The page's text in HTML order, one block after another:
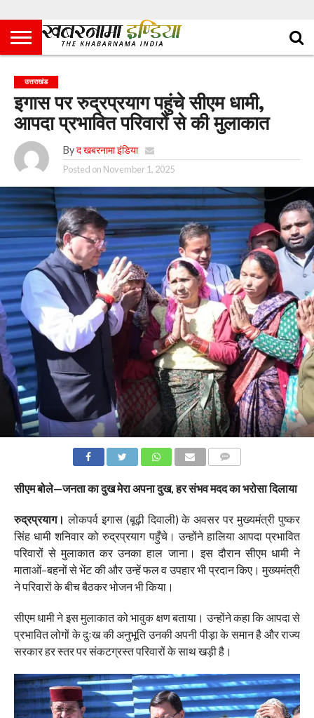
उत्तराखंड
इगास पर रुद्रप्रयाग पहुंचे सीएम धामी,
आपदा प्रभावित परिवारों से की मुलाकात
By द खबरनामा इंडिया
Posted on November 1, 2025
सीएम बोले—जनता का दुख मेरा अपना दुख, हर संभव मदद का भरोसा दिलाया
रुद्रप्रयाग।लोकपर्व इगास (बूढ़ी दिवाली) के अवसर पर मुख्यमंत्री पुष्कर
सिंह धामी शनिवार को रुद्रप्रयाग पहुँचे। उन्होंने हालिया आपदा प्रभावित
परिवारों से मुलाकात कर उनका हाल जाना। इस दौरान सीएम धामी ने
माताओं–बहनों से भेंट की और उन्हें फल व उपहार भी प्रदान किए। मुख्यमंत्री
ने परिवारों के बीच बैठकर भोजन भी किया।
सीएम धामी ने इस मुलाकात को भावुक क्षण बताया। उन्होंने कहा कि आपदा से
प्रभावित लोगों के दुःख की अनुभूति उनकी अपनी पीड़ा के समान है और राज्य
सरकार हर स्तर पर संकटग्रस्त परिवारों के साथ खड़ी है।